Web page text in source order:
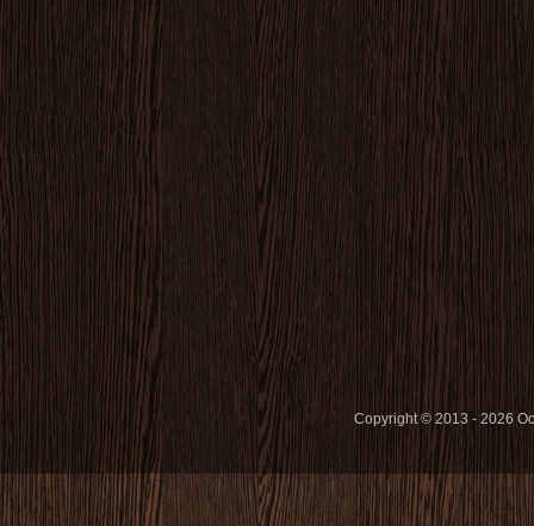
Copyright © 2013 - 2026